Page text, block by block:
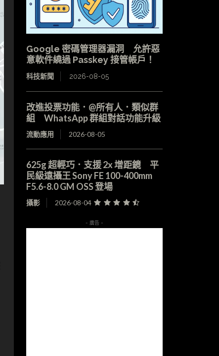
Google 密碼管理器漏洞 允許惡
意軟件繞過 Passkey 接管帳戶！
科技新聞 2026-08-05
改進投票功能．@所有人．類似群
組 WhatsApp 群組對話功能升級
流動應用 2026-08-05
625g 超輕巧．支援 2x 增距鏡 平
民級遠攝王 Sony FE 100-400mm
F5.6-8.0 GM OSS 登場
攝影 2026-08-04
- 廣告 -